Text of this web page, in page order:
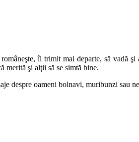
îl trimit mai departe, să vadă
merită şi alţii să se simtă bine.
despre oameni bolnavi, muribunzi sau